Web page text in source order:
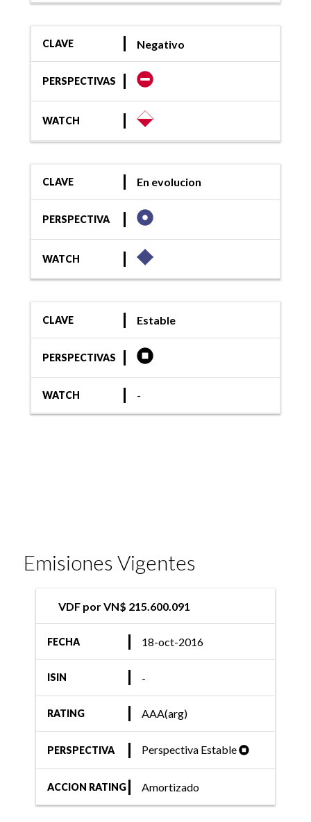
CLAVE Negativo
PERSPECTIVAS
WATCH
CLAVE En evolucion
PERSPECTIVA
WATCH
CLAVE Estable
PERSPECTIVAS
WATCH -
Emisiones Vigentes
VDF por VN$ 215.600.091
FECHA 18-oct-2016
ISIN -
RATING AAA(arg)
PERSPECTIVA Perspectiva Estable
ACCION RATING Amortizado